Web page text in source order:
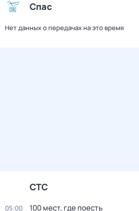
Спас
Нет данных о передачах на это время
СТС
05:00 100 мест, где поесть